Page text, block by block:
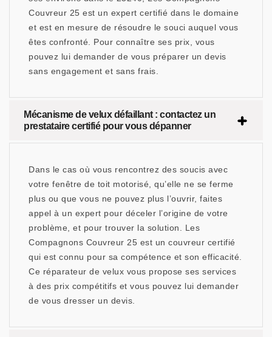
Couvreur 25 est un expert certifié dans le domaine
et est en mesure de résoudre le souci auquel vous
êtes confronté. Pour connaître ses prix, vous
pouvez lui demander de vous préparer un devis
sans engagement et sans frais.
Mécanisme de velux défaillant : contactez un
prestataire certifié pour vous dépanner
Dans le cas où vous rencontrez des soucis avec
votre fenêtre de toit motorisé, qu’elle ne se ferme
plus ou que vous ne pouvez plus l’ouvrir, faites
appel à un expert pour déceler l’origine de votre
problème, et pour trouver la solution. Les
Compagnons Couvreur 25 est un couvreur certifié
qui est connu pour sa compétence et son efficacité.
Ce réparateur de velux vous propose ses services
à des prix compétitifs et vous pouvez lui demander
de vous dresser un devis.